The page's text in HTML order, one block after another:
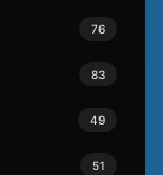
76
83
49
51